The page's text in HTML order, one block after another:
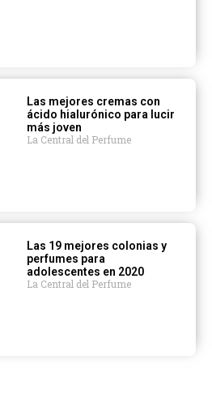
Las mejores cremas con
ácido hialurónico para lucir
más joven
La Central del Perfume
Las 19 mejores colonias y
perfumes para
adolescentes en 2020
La Central del Perfume